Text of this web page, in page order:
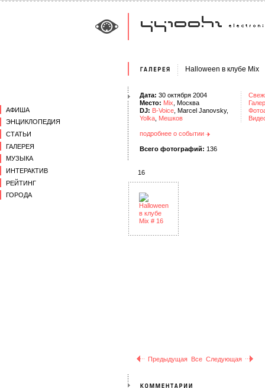
АФИША
ЭНЦИКЛОПЕДИЯ
СТАТЬИ
ГАЛЕРЕЯ
МУЗЫКА
ИНТЕРАКТИВ
РЕЙТИНГ
ГОРОДА
Halloween в клубе Mix
Дата: 30 октября 2004
Место: Mix , Москва
DJ: B-Voice , Marcel Janovsky,
Yolka Мешков
подробнее о событии
Всего фотографий: 136
16
Предыдущая Все Следующая